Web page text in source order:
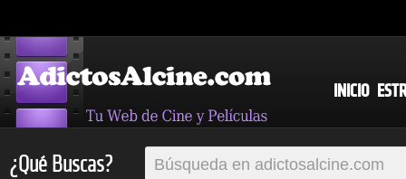
INICIO
¿Qué Buscas?